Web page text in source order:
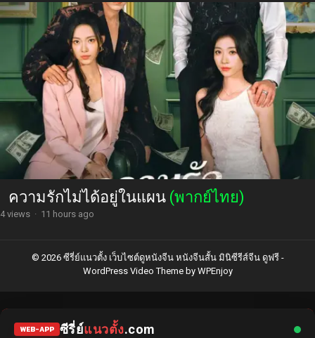
ความรักไม่ได้อยู่ในแผน (พากย์ไทย)
4 views · 11 hours ago
© 2026 ซีรี่ย์แนวตั้ง เว็บไซต์ดูหนังจีน หนังจีนสั้น มินิซีรีส์จีน ดูฟรี -
WordPress Video Themeby WPEnjoy
WEB-APP ซีรี่ย์แนวตั้ง.com